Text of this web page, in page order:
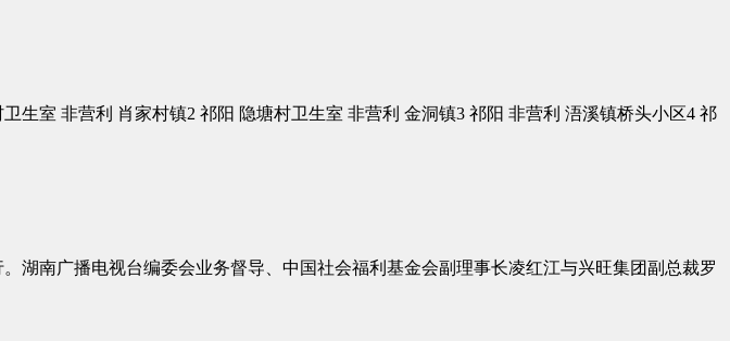
生室 非营利 肖家村镇2 祁阳 隐塘村卫生室 非营利 金洞镇3 祁阳 非营利 浯溪镇桥头小区4 祁
南广播电视台编委会业务督导、中国社会福利基金会副理事长凌红江与兴旺集团副总裁罗